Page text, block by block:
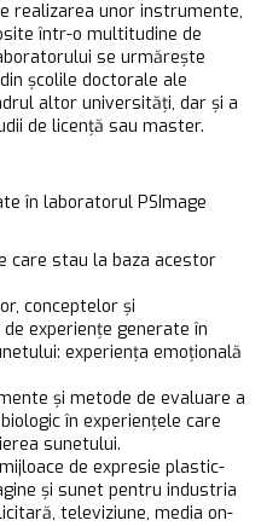
realizarea unor instrumente,
într-o multitudine de
se urmărește
școlile doctorale ale
altor universități, dar și a
de licență sau master.
în laboratorul PSImage
care stau la baza acestor
conceptelor și
experiențe generate în
experiența emoțională
și metode de evaluare a
în experiențele care
sunetului.
de expresie plastic-
și sunet pentru industria
televiziune, media on-